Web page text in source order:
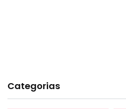
Categorias